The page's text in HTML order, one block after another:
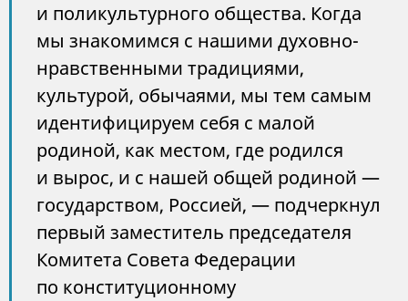
и поликультурного общества. Когда
мы знакомимся с нашими духовно-
нравственными традициями,
культурой, обычаями, мы тем самым
идентифицируем себя с малой
родиной, как местом, где родился
и вырос, и с нашей общей родиной —
государством, Россией, — подчеркнул
первый заместитель председателя
Комитета Совета Федерации
по конституционному